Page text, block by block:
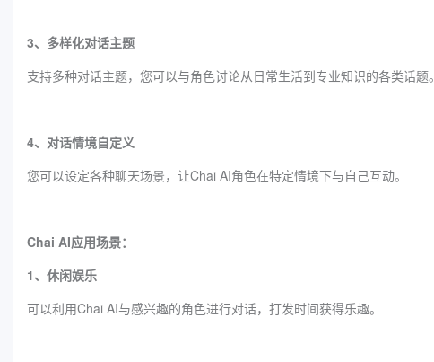
3、多样化对话主题
支持多种对话主题，您可以与角色讨论从日常生活到专业知识的各类话题。
4、对话情境自定义
您可以设定各种聊天场景，让Chai AI角色在特定情境下与自己互动。
Chai AI应用场景：
1、休闲娱乐
可以利用Chai AI与感兴趣的角色进行对话，打发时间获得乐趣。